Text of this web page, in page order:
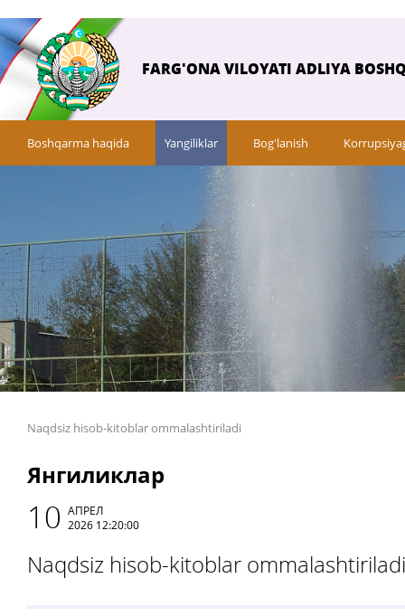
FARG'ONA VILOYATI ADLIYA
Boshqarma haqida Yangiliklar Bog'lanish
Naqdsiz hisob-kitoblar ommalashtiriladi
Янгиликлар
10 АПРЕЛ
2026 12:20:00
Naqdsiz hisob-kitoblar ommalashtiriladi